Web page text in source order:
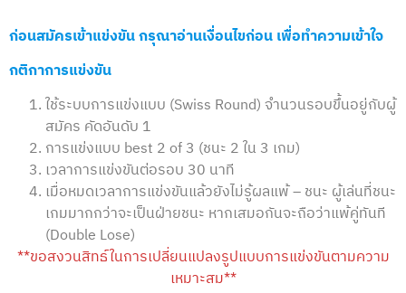
ก่อนสมัครเข้าแข่งขัน กรุณาอ่านเงื่อนไขก่อน เพื่อทำความเข้าใจ
กติกาการแข่งขัน
ใช้ระบบการแข่งแบบ (Swiss Round) จำนวนรอบขึ้นอยู่กับผู้
สมัคร คัดอันดับ 1
การแข่งแบบ best 2 of 3 (ชนะ 2 ใน 3 เกม)
เวลาการแข่งขันต่อรอบ 30 นาที
เมื่อหมดเวลาการแข่งขันแล้วยังไม่รู้ผลแพ้ – ชนะ ผู้เล่นที่ชนะ
เกมมากกว่าจะเป็นฝ่ายชนะ หากเสมอกันจะถือว่าแพ้คู่ทันที
(Double Lose)
**ขอสงวนสิทธ์ในการเปลี่ยนแปลงรูปแบบการแข่งขันตามความ
เหมาะสม**